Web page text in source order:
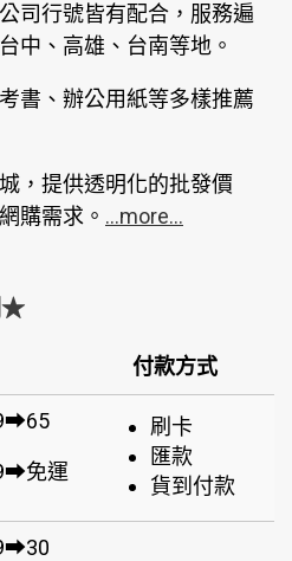
司行號皆有配合，服務遍
中、高雄、台南等地。
書、辦公用紙等多樣推薦
，提供透明化的批發價
購需求。 ...more...
★
付款方式
免運
刷卡
匯款
貨到付款